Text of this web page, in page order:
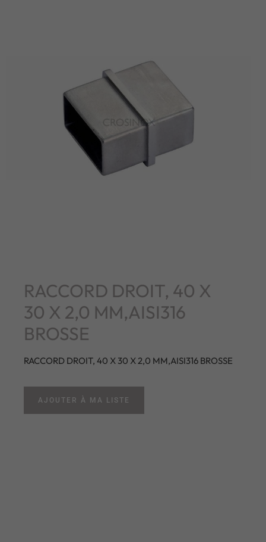
RACCORD DROIT, 40 X
30 X 2,0 MM,AISI316
BROSSE
RACCORD DROIT, 40 X 30 X 2,0 MM,AISI316 BROSSE
AJOUTER À MA LISTE